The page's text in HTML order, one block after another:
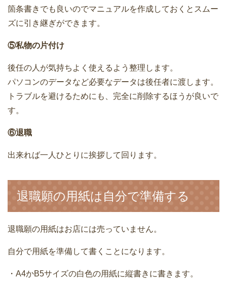
箇条書きでも良いのでマニュアルを作成しておくとスムー
ズに引き継ぎができます。
⑤私物の片付け
後任の人が気持ちよく使えるよう整理します。
パソコンのデータなど必要なデータは後任者に渡します。
トラブルを避けるためにも、完全に削除するほうが良いで
す。
⑥退職
出来れば一人ひとりに挨拶して回ります。
退職願の用紙は自分で準備する
退職願の用紙はお店には売っていません。
自分で用紙を準備して書くことになります。
・A4かB5サイズの白色の用紙に縦書きに書きます。